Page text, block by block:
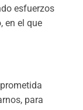
esfuerzos
en el que
para